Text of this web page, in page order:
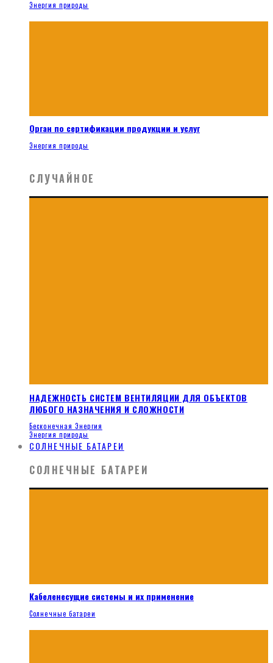
Энергия природы
Орган по сертификации продукции и услуг
Энергия природы
СЛУЧАЙНОЕ
НАДЕЖНОСТЬ СИСТЕМ ВЕНТИЛЯЦИИ ДЛЯ ОБЪЕКТОВ
ЛЮБОГО НАЗНАЧЕНИЯ И СЛОЖНОСТИ
Бесконечная Энергия
Энергия природы
СОЛНЕЧНЫЕ БАТАРЕИ
СОЛНЕЧНЫЕ БАТАРЕИ
Кабеленесущие системы и их применение
Солнечные батареи